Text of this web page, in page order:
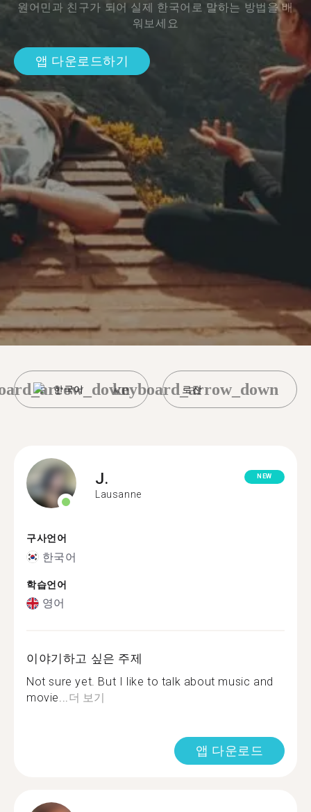
원어민과 친구가 되어 실제 한국어로 말하는 방법을 배
워보세요
앱 다운로드하기
한국어 로잔
keyboard_arrow_down
J.
Lausanne
NEW
구사언어
한국어
학습언어
영어
이야기하고 싶은 주제
Not sure yet. But I like to talk about music and
movie...더 보기
앱 다운로드